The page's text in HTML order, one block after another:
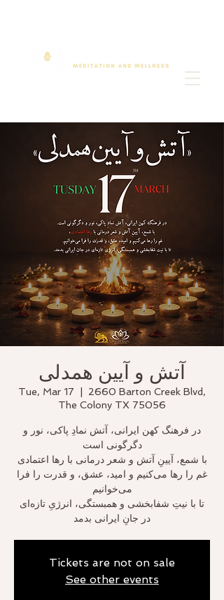
آتش و آیین همدلی
Tue, Mar 17
2660 Barton Creek Blvd,
The Colony TX 75056
در فرهنگ کهن ایرانی، آتش نمادِ پاکی، نور و
دگرگونی است
با شمع، آیینِ آتش و شعر درمانی با رها اعتمادی
غم را رها می‌کنیم و امید، عشق، و قدرت را فرا
می‌خوانیم
تا با نیتِ شفابخشی و همبستگی، انرژیِ تازه‌ای
در جانِ ایرانی بدمد
Tickets are not on sale
See other events